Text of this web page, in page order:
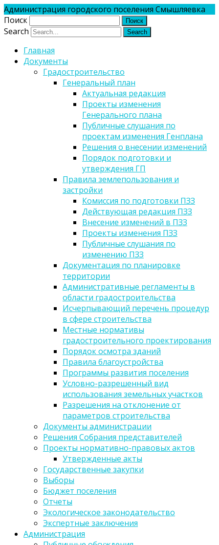
Администрация городского поселения Смышляевка
Поиск
Search
Главная
Документы
Градостроительство
Генеральный план
Актуальная редакция
Проекты изменения
Генерального плана
Публичные слушания по
проектам изменения Генплана
Решения о внесении изменений
Порядок подготовки и
утверждения ГП
Правила землепользования и
застройки
Комиссия по подготовки ПЗЗ
Действующая редакция ПЗЗ
Внесение изменений в ПЗЗ
Проекты изменения ПЗЗ
Публичные слушания по
изменению ПЗЗ
Документация по планировке
территории
Административные регламенты в
области градостроительства
Исчерпывающий перечень процедур
в сфере строительства
Местные нормативы
градостроительного проектирования
Порядок осмотра зданий
Правила благоустройства
Программы развития поселения
Условно-разрешенный вид
использования земельных участков
Разрешения на отклонение от
параметров строительства
Документы администрации
Решения Собрания представителей
Проекты нормативно-правовых актов
Утвержденные акты
Государственные закупки
Выборы
Бюджет поселения
Отчеты
Экологическое законодательство
Экспертные заключения
Администрация